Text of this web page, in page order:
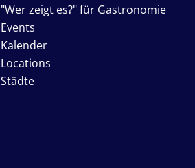
"Wer zeigt es?" für Gastronomie
Events
Kalender
Locations
Städte